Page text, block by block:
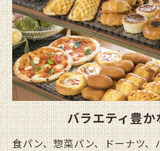
バラエティ豊か
食パン、惣菜パン、ドーナツ